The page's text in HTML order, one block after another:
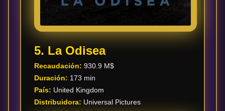
5. La Odisea
Recaudación: 930.9 M$
Duración: 173 min
País: United Kingdom
Distribuidora: Universal Pictures